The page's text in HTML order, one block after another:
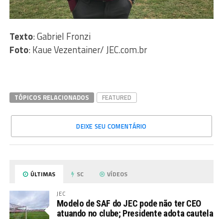
Texto: Gabriel Fronzi
Foto: Kaue Vezentainer/ JEC.com.br
TÓPICOS RELACIONADOS FEATURED
DEIXE SEU COMENTÁRIO
ÚLTIMAS SC VÍDEOS
JEC
Modelo de SAF do JEC pode não ter CEO
atuando no clube; Presidente adota cautela